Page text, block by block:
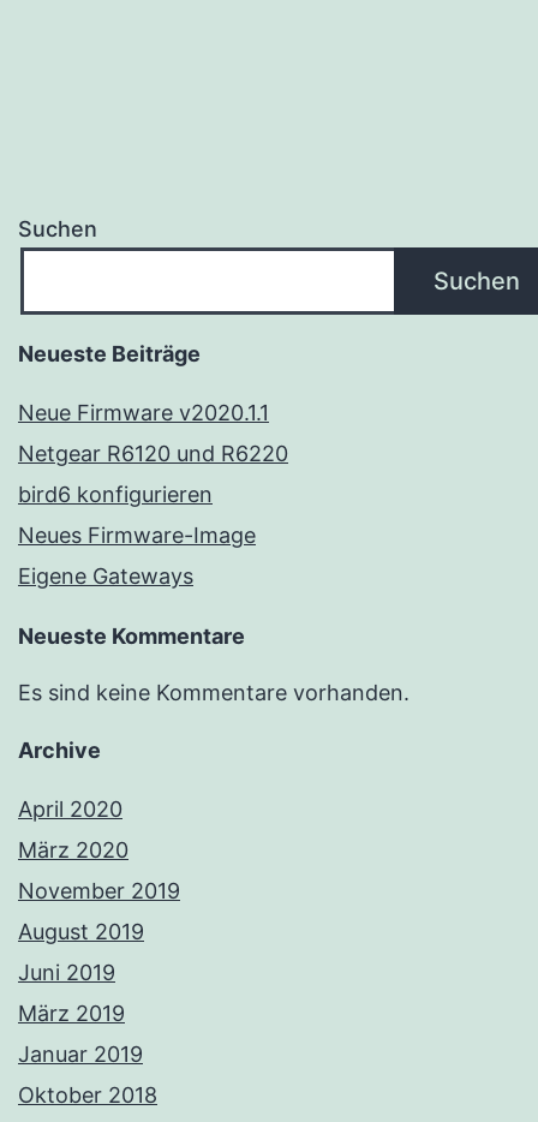
Suchen
Suchen
Neueste Beiträge
Neue Firmware v2020.1.1
Netgear R6120 und R6220
bird6 konfigurieren
Neues Firmware-Image
Eigene Gateways
Neueste Kommentare
Es sind keine Kommentare vorhanden.
Archive
April 2020
März 2020
November 2019
August 2019
Juni 2019
März 2019
Januar 2019
Oktober 2018